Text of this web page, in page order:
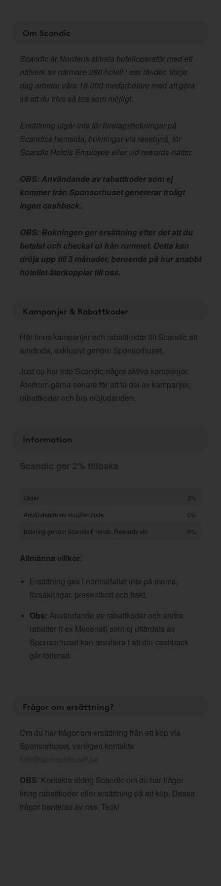
Om Scandic
Scandic är Nordens största hotelloperatör med ett
nätverk av närmare 280 hotell i sex länder. Varje
dag arbetar våra 18 000 medarbetare med att göra
så att du trivs så bra som möjligt.
Ersättning utgår inte för företagsbokningar på
Scandics hemsida, bokningar via resebyrå, för
Scandic Hotels Employee eller vid rewards-nätter.
OBS: Användande av rabattkoder som ej
kommer från Sponsorhuset genererar troligt
ingen cashback.
OBS: Bokningen ger ersättning efter det att du
betalat och checkat ut från rummet. Detta kan
dröja upp till 3 månader, beroende på hur snabbt
hotellet återkopplar till oss.
Kampanjer & Rabattkoder
Här finns kampanjer och rabattkoder till Scandic att
använda, exklusivt genom Sponsorhuset.
Just nu har inte Scandic några aktiva kampanjer.
Återkom gärna senare för att ta del av kampanjer,
rabattkoder och bra erbjudanden.
Information
Scandic ger 2% tillbaka
Order
2%
Användande av voucher code
0%
Bokning genom Scandic Friends, Rewards etc
0%
Allmänna villkor:
Ersättning ges i normalfallet inte på moms,
försäkringar, presentkort och frakt.
Obs: Användande av rabattkoder och andra
rabatter (t ex Mecenat) som ej utfärdats av
Sponsorhuset kan resultera i att din cashback
går förlorad.
Frågor om ersättning?
Om du har frågor om ersättning från ett köp via
Sponsorhuset, vänligen kontakta
info@sponsorhuset.se
OBS: Kontakta aldrig Scandic om du har frågor
kring rabattkoder eller ersättning på ett köp. Dessa
frågor hanteras av oss. Tack!